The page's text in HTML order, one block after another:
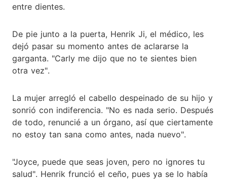
entre dientes.
De pie junto a la puerta, Henrik Ji, el médico, les
dejó pasar su momento antes de aclararse la
garganta. "Carly me dijo que no te sientes bien
otra vez".
La mujer arregló el cabello despeinado de su hijo y
sonrió con indiferencia. "No es nada serio. Después
de todo, renuncié a un órgano, así que ciertamente
no estoy tan sana como antes, nada nuevo".
"Joyce, puede que seas joven, pero no ignores tu
salud". Henrik frunció el ceño, pues ya se lo había